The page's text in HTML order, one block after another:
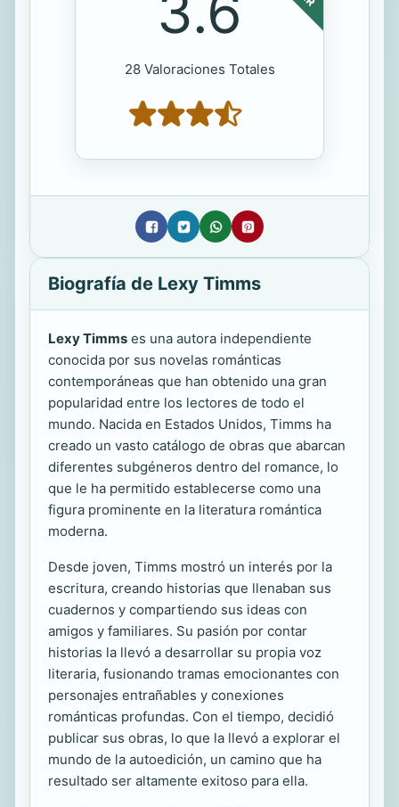
28 Valoraciones Totales
Biografía de Lexy Timms
Lexy Timms es una autora independiente
conocida por sus novelas románticas
contemporáneas que han obtenido una gran
popularidad entre los lectores de todo el
mundo. Nacida en Estados Unidos, Timms ha
creado un vasto catálogo de obras que abarcan
diferentes subgéneros dentro del romance, lo
que le ha permitido establecerse como una
figura prominente en la literatura romántica
moderna.
Desde joven, Timms mostró un interés por la
escritura, creando historias que llenaban sus
cuadernos y compartiendo sus ideas con
amigos y familiares. Su pasión por contar
historias la llevó a desarrollar su propia voz
literaria, fusionando tramas emocionantes con
personajes entrañables y conexiones
románticas profundas. Con el tiempo, decidió
publicar sus obras, lo que la llevó a explorar el
mundo de la autoedición, un camino que ha
resultado ser altamente exitoso para ella.